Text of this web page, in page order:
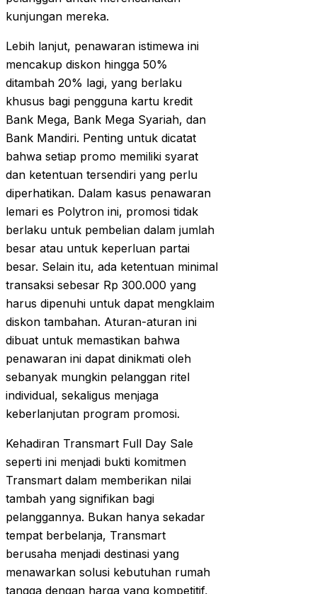
kunjungan mereka.
Lebih lanjut, penawaran istimewa ini
mencakup diskon hingga 50%
ditambah 20% lagi, yang berlaku
khusus bagi pengguna kartu kredit
Bank Mega, Bank Mega Syariah, dan
Bank Mandiri. Penting untuk dicatat
bahwa setiap promo memiliki syarat
dan ketentuan tersendiri yang perlu
diperhatikan. Dalam kasus penawaran
lemari es Polytron ini, promosi tidak
berlaku untuk pembelian dalam jumlah
besar atau untuk keperluan partai
besar. Selain itu, ada ketentuan minimal
transaksi sebesar Rp 300.000 yang
harus dipenuhi untuk dapat mengklaim
diskon tambahan. Aturan-aturan ini
dibuat untuk memastikan bahwa
penawaran ini dapat dinikmati oleh
sebanyak mungkin pelanggan ritel
individual, sekaligus menjaga
keberlanjutan program promosi.
Kehadiran Transmart Full Day Sale
seperti ini menjadi bukti komitmen
Transmart dalam memberikan nilai
tambah yang signifikan bagi
pelanggannya. Bukan hanya sekadar
tempat berbelanja, Transmart
berusaha menjadi destinasi yang
menawarkan solusi kebutuhan rumah
tangga dengan harga yang kompetitif,